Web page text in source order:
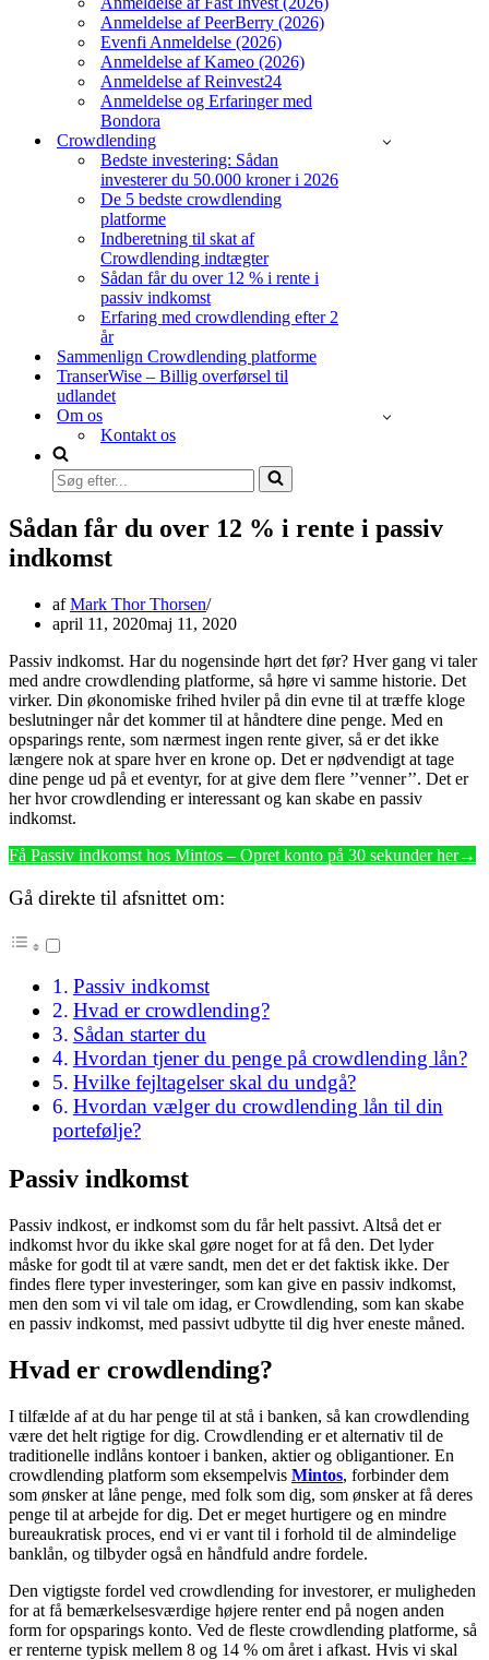
Anmeldelse af PeerBerry (2026)
Evenfi Anmeldelse (2026)
Anmeldelse af Kameo (2026)
Anmeldelse af Reinvest24
Anmeldelse og Erfaringer med
Bondora
Crowdlending
Bedste investering: Sådan
investerer du 50.000 kroner i 2026
De 5 bedste crowdlending
platforme
Indberetning til skat af
Crowdlending indtægter
Sådan får du over 12 % i rente i
passiv indkomst
Erfaring med crowdlending efter 2
år
Sammenlign Crowdlending platforme
TranserWise – Billig overførsel til
udlandet
Om os
Kontakt os
Søg
efter...
Sådan får du over 12 % i rente i passiv
indkomst
afMark Thor Thorsen
april 11, 2020maj 11, 2020
Passiv indkomst. Har du nogensinde hørt det før? Hver gang vi taler
med andre crowdlending platforme, så høre vi samme historie. Det
virker. Din økonomiske frihed hviler på din evne til at træffe kloge
beslutninger når det kommer til at håndtere dine penge. Med en
opsparings rente, som nærmest ingen rente giver, så er det ikke
længere nok at spare hver en krone op. Det er nødvendigt at tage
dine penge ud på et eventyr, for at give dem flere ’’venner’’. Det er
her hvor crowdlending er interessant og kan skabe en passiv
indkomst.
Få Passiv indkomst hos Mintos – Opret konto på 30 sekunder her→
Gå direkte til afsnittet om:
Passiv indkomst
Hvad er crowdlending?
Sådan starter du
Hvordan tjener du penge på crowdlending lån?
Hvilke fejltagelser skal du undgå?
Hvordan vælger du crowdlending lån til din
portefølje?
Passiv indkomst
Passiv indkost, er indkomst som du får helt passivt. Altså det er
indkomst hvor du ikke skal gøre noget for at få den. Det lyder
måske for godt til at være sandt, men det er det faktisk ikke. Der
findes flere typer investeringer, som kan give en passiv indkomst,
men den som vi vil tale om idag, er Crowdlending, som kan skabe
en passiv indkomst, med passivt udbytte til dig hver eneste måned.
Hvad er crowdlending?
I tilfælde af at du har penge til at stå i banken, så kan crowdlending
være det helt rigtige for dig. Crowdlending er et alternativ til de
traditionelle indlåns kontoer i banken, aktier og obligantioner. En
crowdlending platform som eksempelvis Mintos, forbinder dem
som ønsker at låne penge, med folk som dig, som ønsker at få deres
penge til at arbejde for dig. Det er meget hurtigere og en mindre
bureaukratisk proces, end vi er vant til i forhold til de almindelige
banklån, og tilbyder også en håndfuld andre fordele.
Den vigtigste fordel ved crowdlending for investorer, er muligheden
for at få bemærkelsesværdige højere renter end på nogen anden
form for opsparings konto. Ved de fleste crowdlending platforme, så
er renterne typisk mellem 8 og 14 % om året i afkast. Hvis vi skal